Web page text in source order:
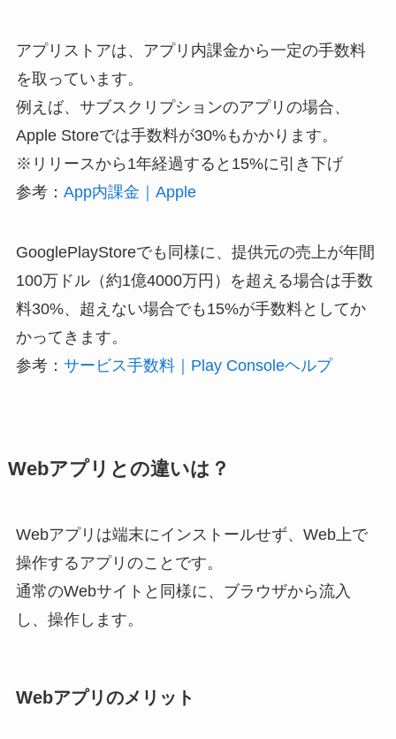
アプリストアは、アプリ内課金から一定の手数料
を取っています。
例えば、サブスクリプションのアプリの場合、
Apple Storeでは手数料が30%もかかります。
※リリースから1年経過すると15%に引き下げ
参考： App内課金｜Apple
GooglePlayStoreでも同様に、提供元の売上が年間
100万ドル（約1億4000万円）を超える場合は手数
料30%、超えない場合でも15%が手数料としてか
かってきます。
参考： サービス手数料｜Play Consoleヘルプ
Webアプリ との違いは？
Webアプリは端末にインストールせず、Web上で
操作するアプリのことです。
通常のWebサイトと同様に、ブラウザから流入
し、操作します。
Webアプリのメリット